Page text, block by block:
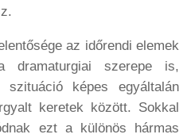
az időrendi elemek
dramaturgiai szerepe is,
szituáció képes egyáltalán
keretek között. Sokkal
ezt a különös hármas